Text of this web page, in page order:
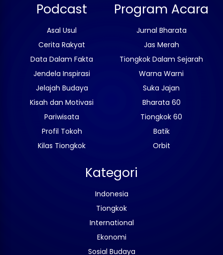
Podcast
Asal Usul
Cerita Rakyat
Data Dalam Fakta
Jendela Inspirasi
Jelajah Budaya
Kisah dan Motivasi
Pariwisata
Profil Tokoh
Kilas Tiongkok
Program Acara
Jurnal Bharata
Jas Merah
Tiongkok Dalam Sejarah
Warna Warni
Suka Jajan
Bharata 60
Tiongkok 60
Batik
Orbit
Kategori
Indonesia
Tiongkok
International
Ekonomi
Sosial Budaya